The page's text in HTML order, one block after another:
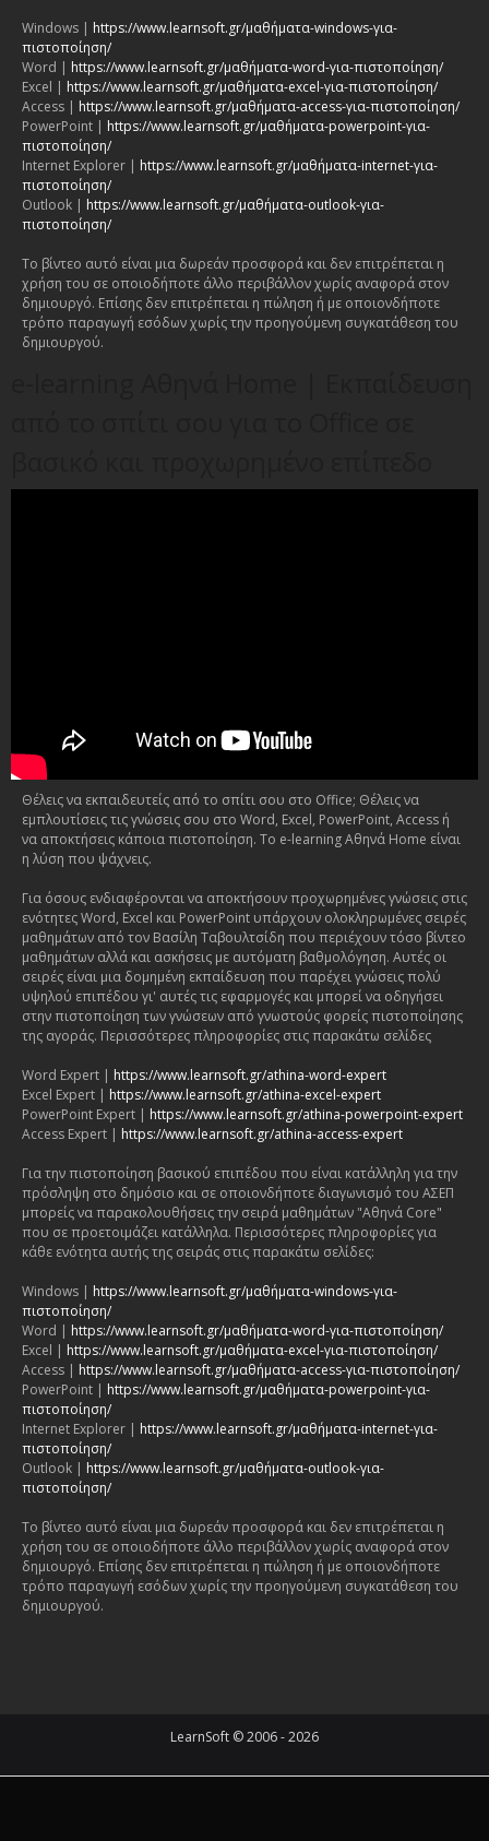
Windows | https://www.learnsoft.gr/μαθήματα-windows-για-
πιστοποίηση/
Word | https://www.learnsoft.gr/μαθήματα-word-για-πιστοποίηση/
Excel | https://www.learnsoft.gr/μαθήματα-excel-για-πιστοποίηση/
Access | https://www.learnsoft.gr/μαθήματα-access-για-πιστοποίηση/
PowerPoint | https://www.learnsoft.gr/μαθήματα-powerpoint-για-
πιστοποίηση/
Internet Explorer | https://www.learnsoft.gr/μαθήματα-internet-για-
πιστοποίηση/
Outlook | https://www.learnsoft.gr/μαθήματα-outlook-για-
πιστοποίηση/
Το βίντεο αυτό είναι μια δωρεάν προσφορά και δεν επιτρέπεται η
χρήση του σε οποιοδήποτε άλλο περιβάλλον χωρίς αναφορά στον
δημιουργό. Επίσης δεν επιτρέπεται η πώληση ή με οποιονδήποτε
τρόπο παραγωγή εσόδων χωρίς την προηγούμενη συγκατάθεση του
δημιουργού.
Θέλεις να εκπαιδευτείς από το σπίτι σου στο Office; Θέλεις να
εμπλουτίσεις τις γνώσεις σου στο Word, Excel, PowerPoint, Access ή
να αποκτήσεις κάποια πιστοποίηση. Το e-learning Αθηνά Home είναι
η λύση που ψάχνεις.
Για όσους ενδιαφέρονται να αποκτήσουν προχωρημένες γνώσεις στις
ενότητες Word, Excel και PowerPoint υπάρχουν ολοκληρωμένες σειρές
μαθημάτων από τον Βασίλη Ταβουλτσίδη που περιέχουν τόσο βίντεο
μαθημάτων αλλά και ασκήσεις με αυτόματη βαθμολόγηση. Αυτές οι
σειρές είναι μια δομημένη εκπαίδευση που παρέχει γνώσεις πολύ
υψηλού επιπέδου γι' αυτές τις εφαρμογές και μπορεί να οδηγήσει
στην πιστοποίηση των γνώσεων από γνωστούς φορείς πιστοποίησης
της αγοράς. Περισσότερες πληροφορίες στις παρακάτω σελίδες
Word Expert | https://www.learnsoft.gr/athina-word-expert
Excel Expert | https://www.learnsoft.gr/athina-excel-expert
PowerPoint Expert | https://www.learnsoft.gr/athina-powerpoint-expert
Access Expert | https://www.learnsoft.gr/athina-access-expert
Για την πιστοποίηση βασικού επιπέδου που είναι κατάλληλη για την
πρόσληψη στο δημόσιο και σε οποιονδήποτε διαγωνισμό του ΑΣΕΠ
μπορείς να παρακολουθήσεις την σειρά μαθημάτων "Αθηνά Core"
που σε προετοιμάζει κατάλληλα. Περισσότερες πληροφορίες για
κάθε ενότητα αυτής της σειράς στις παρακάτω σελίδες:
Windows | https://www.learnsoft.gr/μαθήματα-windows-για-
πιστοποίηση/
Word | https://www.learnsoft.gr/μαθήματα-word-για-πιστοποίηση/
Excel | https://www.learnsoft.gr/μαθήματα-excel-για-πιστοποίηση/
Access | https://www.learnsoft.gr/μαθήματα-access-για-πιστοποίηση/
PowerPoint | https://www.learnsoft.gr/μαθήματα-powerpoint-για-
πιστοποίηση/
Internet Explorer | https://www.learnsoft.gr/μαθήματα-internet-για-
πιστοποίηση/
Outlook | https://www.learnsoft.gr/μαθήματα-outlook-για-
πιστοποίηση/
Το βίντεο αυτό είναι μια δωρεάν προσφορά και δεν επιτρέπεται η
χρήση του σε οποιοδήποτε άλλο περιβάλλον χωρίς αναφορά στον
δημιουργό. Επίσης δεν επιτρέπεται η πώληση ή με οποιονδήποτε
τρόπο παραγωγή εσόδων χωρίς την προηγούμενη συγκατάθεση του
δημιουργού.
LearnSoft © 2006 - 2026